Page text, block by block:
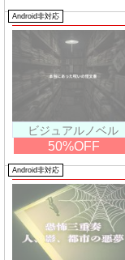
Android非対応
ビジュアルノベル
50%OFF
Android非対応